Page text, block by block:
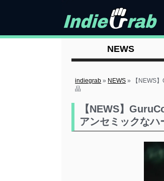
NEWS
indiegrab » NEWS »
【NEWS
品
【NEWS】
アンセミックな